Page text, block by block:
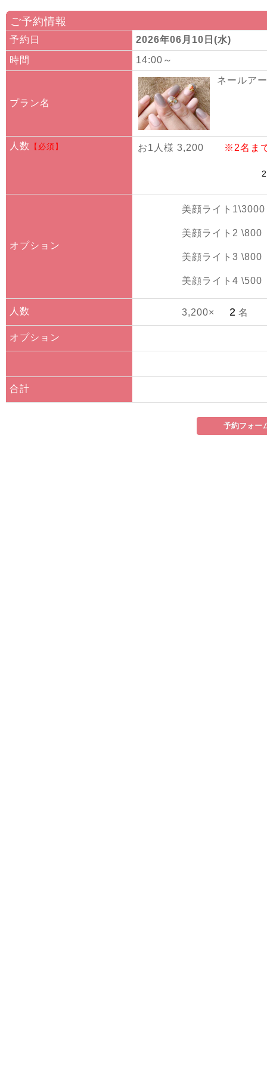
ご予約情報
予約日
2026年06月10日(水)
時間
14:00～
プラン名
ネールア
人数 【必須】 お1人様 3,200 ※2名ま
オプション
美顔ライト1\3000
美顔ライト2 \800
美顔ライト3 \800
美顔ライト4 \500
人数 3,200× 名
オプション
合計